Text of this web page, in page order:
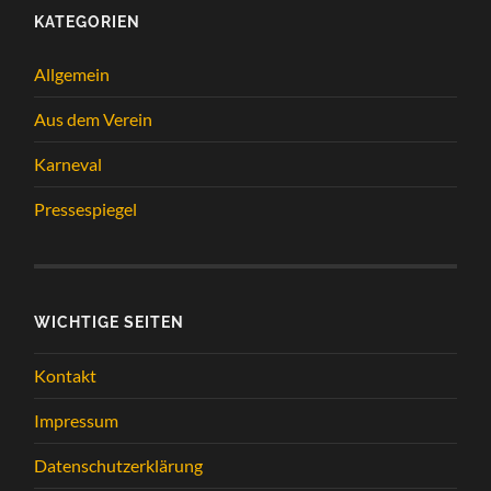
KATEGORIEN
Allgemein
Aus dem Verein
Karneval
Pressespiegel
WICHTIGE SEITEN
Kontakt
Impressum
Datenschutzerklärung